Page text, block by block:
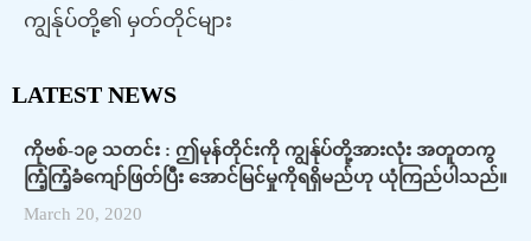
ကျွန်ုပ်တို့၏ မှတ်တိုင်များ
LATEST NEWS
ကိုဗစ်-၁၉ သတင်း : ဤမုန်တိုင်းကို ကျွန်ုပ်တို့အားလုံး အတူတကွ
ကြံ့ကြံ့ခံကျော်ဖြတ်ပြီး အောင်မြင်မှုကိုရရှိမည်ဟု ယုံကြည်ပါသည်။
March 20, 2020